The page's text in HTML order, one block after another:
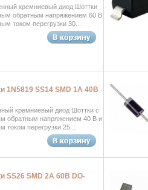
кремниевый диод Шоттки
обратным напряжением 60 В
током перегрузки 30...
1N5819 SS14 SMD 1А 40В
кремниевый диод Шоттки с
обратным напряжением 40 В и
током перегрузки 25...
SS26 SMD 2А 60В DO-